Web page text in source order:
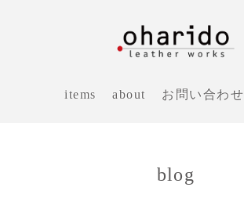
items about お問い合わせ
blog